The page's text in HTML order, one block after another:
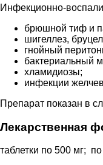
Инфекционно-
брюшной тиф и
шигеллез,
гнойный
бактериальный
хламидиозы;
инфекции
Препарат показан в
Лекарственная
таблетки по 500 мг;